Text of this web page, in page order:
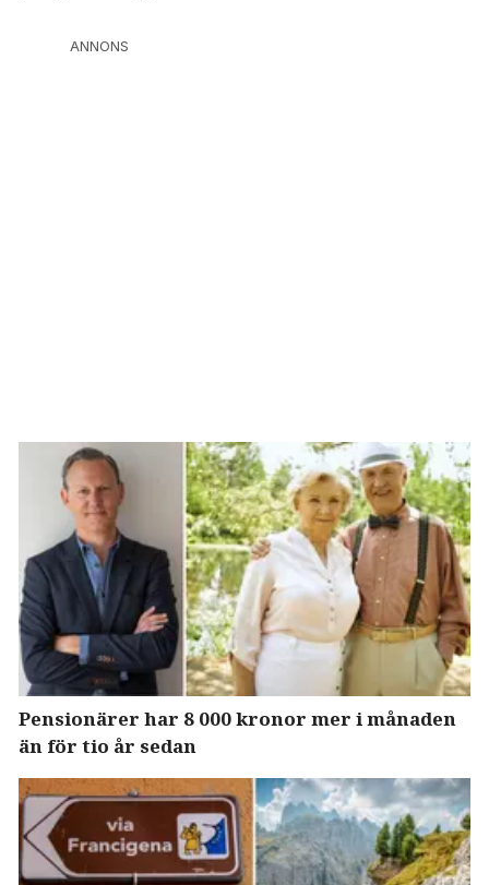
ANNONS
Pensionärer har 8 000 kronor mer i månaden
än för tio år sedan